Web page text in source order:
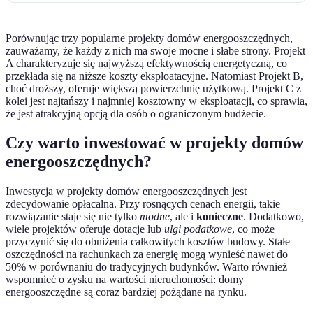
Porównując trzy popularne projekty domów energooszczędnych,
zauważamy, że każdy z nich ma swoje mocne i słabe strony. Projekt
A charakteryzuje się najwyższą efektywnością energetyczną, co
przekłada się na niższe koszty eksploatacyjne. Natomiast Projekt B,
choć droższy, oferuje większą powierzchnię użytkową. Projekt C z
kolei jest najtańszy i najmniej kosztowny w eksploatacji, co sprawia,
że jest atrakcyjną opcją dla osób o ograniczonym budżecie.
Czy warto inwestować w projekty domów
energooszczędnych?
Inwestycja w projekty domów energooszczędnych jest
zdecydowanie opłacalna. Przy rosnących cenach energii, takie
rozwiązanie staje się nie tylko modne, ale i konieczne. Dodatkowo,
wiele projektów oferuje dotacje lub ulgi podatkowe, co może
przyczynić się do obniżenia całkowitych kosztów budowy. Stałe
oszczędności na rachunkach za energię mogą wynieść nawet do
50% w porównaniu do tradycyjnych budynków. Warto również
wspomnieć o zysku na wartości nieruchomości: domy
energooszczędne są coraz bardziej pożądane na rynku.